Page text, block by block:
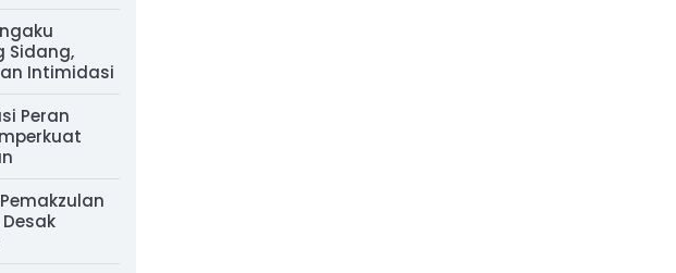
Sidang,
Intimidasi
Peran